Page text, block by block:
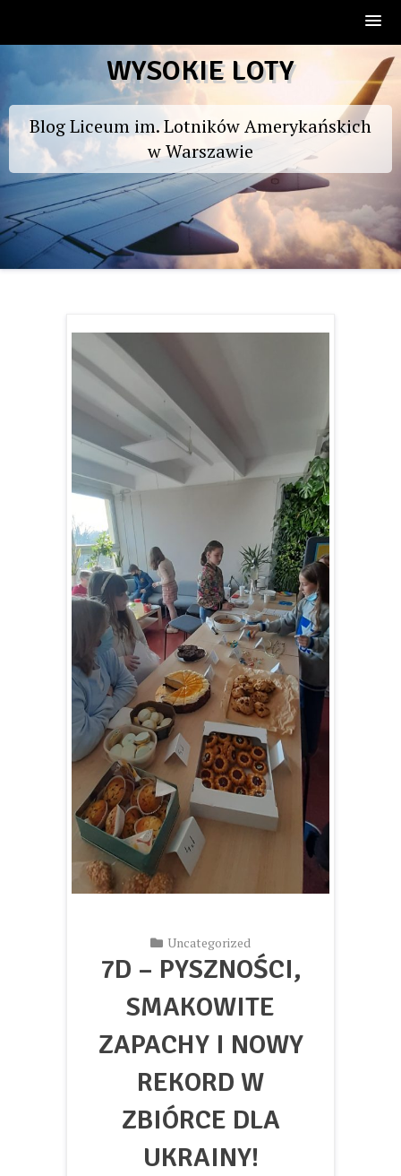
to
WYSOKIE LOTY
Blog Liceum im. Lotników Amerykańskich
w Warszawie
Uncategorized
7D – PYSZNOŚCI,
SMAKOWITE
ZAPACHY I NOWY
REKORD W
ZBIÓRCE DLA
UKRAINY!